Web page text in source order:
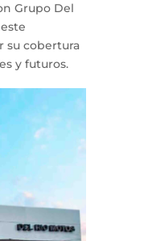
Grupo Del
su cobertura
y futuros.